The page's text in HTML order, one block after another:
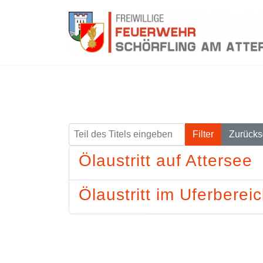
Teil des Titels eingeben Filter
Ölaustritt auf Attersee
Ölaustritt im